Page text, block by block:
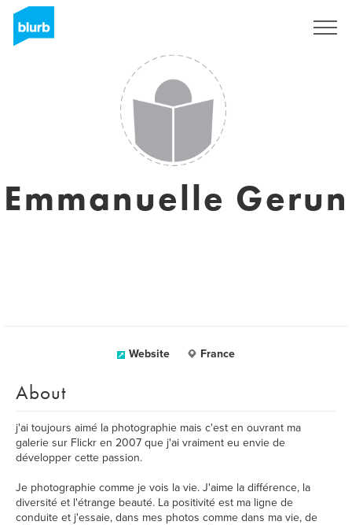
Emmanuelle Gerun
Website France
About
j'ai toujours aimé la photographie mais c'est en ouvrant ma
galerie sur Flickr en 2007 que j'ai vraiment eu envie de
développer cette passion.
Je photographie comme je vois la vie. J'aime la différence, la
diversité et l'étrange beauté. La positivité est ma ligne de
conduite et j'essaie, dans mes photos comme dans ma vie, de